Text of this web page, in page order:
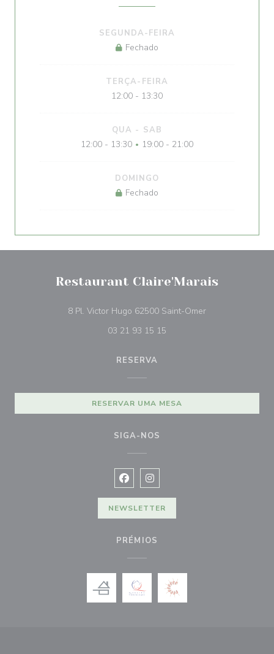
SEGUNDA-FEIRA
Fechado
TERÇA-FEIRA
12:00 - 13:30
QUA - SAB
12:00 - 13:30 • 19:00 - 21:00
DOMINGO
Fechado
Restaurant Claire'Marais
8 Pl. Victor Hugo 62500 Saint-Omer((abre numa
03 21 93 15 15
RESERVA
RESERVAR UMA MESA
SIGA-NOS
Facebook ((abre numa nova janela))
Instagram ((abre numa nova
NEWSLETTER
PRÉMIOS